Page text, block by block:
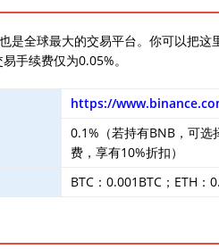
是全球最大的交易平台。你可以把这
手续费仅为0.05%。
https://
0.1%（若持有BNB，可选
费，享有10%折扣）
BTC：0.001BTC；ETH：